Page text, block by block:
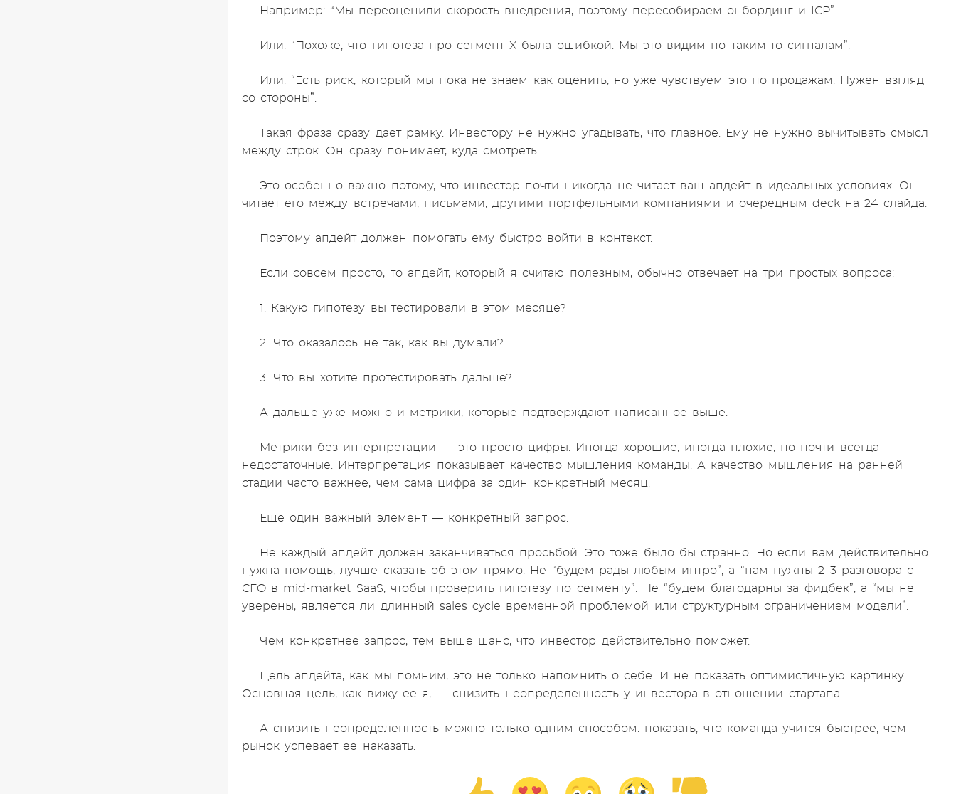
Например: “Мы переоценили скорость внедрения, поэтому пересобираем онбординг и ICP”.
Или: “Похоже, что гипотеза про сегмент X была ошибкой. Мы это видим по таким-то сигналам”.
Или: “Есть риск, который мы пока не знаем как оценить, но уже чувствуем это по продажам. Нужен взгляд
со стороны”.
Такая фраза сразу дает рамку. Инвестору не нужно угадывать, что главное. Ему не нужно вычитывать смысл
между строк. Он сразу понимает, куда смотреть.
Это особенно важно потому, что инвестор почти никогда не читает ваш апдейт в идеальных условиях. Он
читает его между встречами, письмами, другими портфельными компаниями и очередным deck на 24 слайда.
Поэтому апдейт должен помогать ему быстро войти в контекст.
Если совсем просто, то апдейт, который я считаю полезным, обычно отвечает на три простых вопроса:
1. Какую гипотезу вы тестировали в этом месяце?
2. Что оказалось не так, как вы думали?
3. Что вы хотите протестировать дальше?
А дальше уже можно и метрики, которые подтверждают написанное выше.
Метрики без интерпретации — это просто цифры. Иногда хорошие, иногда плохие, но почти всегда
недостаточные. Интерпретация показывает качество мышления команды. А качество мышления на ранней
стадии часто важнее, чем сама цифра за один конкретный месяц.
Еще один важный элемент — конкретный запрос.
Не каждый апдейт должен заканчиваться просьбой. Это тоже было бы странно. Но если вам действительно
нужна помощь, лучше сказать об этом прямо. Не “будем рады любым интро”, а “нам нужны 2–3 разговора с
CFO в mid-market SaaS, чтобы проверить гипотезу по сегменту”. Не “будем благодарны за фидбек”, а “мы не
уверены, является ли длинный sales cycle временной проблемой или структурным ограничением модели”.
Чем конкретнее запрос, тем выше шанс, что инвестор действительно поможет.
Цель апдейта, как мы помним, это не только напомнить о себе. И не показать оптимистичную картинку.
Основная цель, как вижу ее я, — снизить неопределенность у инвестора в отношении стартапа.
А снизить неопределенность можно только одним способом: показать, что команда учится быстрее, чем
рынок успевает ее наказать.